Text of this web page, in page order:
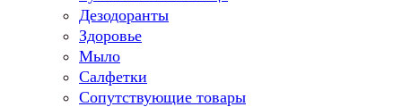
Дезодоранты
Здоровье
Мыло
Салфетки
Сопутствующие товары